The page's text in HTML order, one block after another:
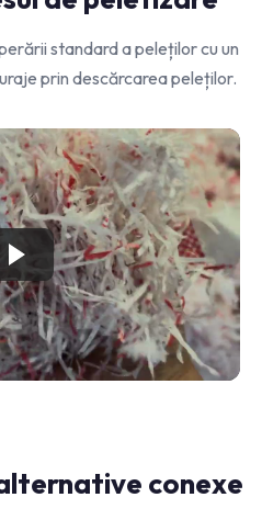
standard a peleților cu un
prin descărcarea peleților.
conexe